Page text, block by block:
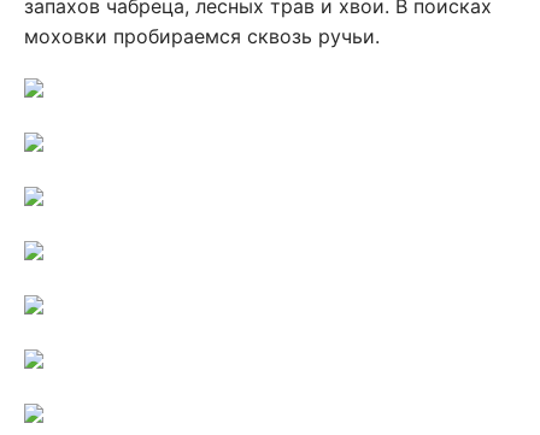
запахов чабреца, лесных трав и хвои. В поисках
моховки пробираемся сквозь ручьи.